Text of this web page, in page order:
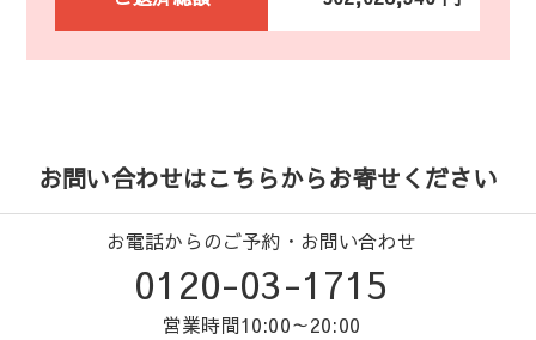
お問い合わせはこちらからお寄せください
お電話からのご予約・お問い合わせ
0120-03-1715
営業時間10:00～20:00